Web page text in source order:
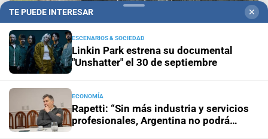
Ante el fenómeno de El Niño El mapa que protege
a Santa Fe del agua: dónde están los 54 puntos
de bombeo
TE PUEDE INTERESAR ✕
ESCENARIOS & SOCIEDAD
Linkin Park estrena su documental
"Unshatter" el 30 de septiembre
ECONOMÍA
Rapetti: “Sin más industria y servicios
profesionales, Argentina no podrá